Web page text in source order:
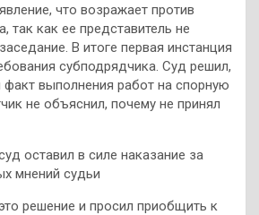
что возражает против
так как ее представитель не
В итоге первая инстанция
субподрядчика. Суд решил,
факт выполнения работ на спорную
не объяснил, почему не принял
оставил в силе наказание за
мнений судьи
решение и просил приобщить к